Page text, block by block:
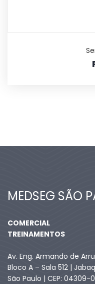
MEDSEG SÃO
COMERCIAL
TREINAMENTOS
Av. Eng. Armando de
Bloco A – Sala 512 |
São Paulo | CEP: 04309-